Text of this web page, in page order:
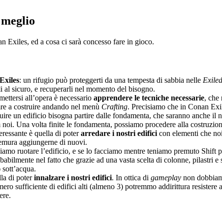
Exiles, ed a cosa ci sarà concesso fare in gioco.
: un rifugio può proteggerti da una tempesta di sabbia nelle
al sicuro, e recuperarli nel momento del bisogno.
all’opera è necessario apprendere le tecniche necessarie, che
a costruire andando nel menù Crafting. Precisiamo che in Conan
un edificio bisogna partire dalle fondamenta, che saranno anche
Una volta finite le fondamenta, possiamo procedere alla
è quella di poterarredare i nostri edifici con elementi che
aggiungerne di nuovi.
ruotare l’edificio, e se lo facciamo mentre teniamo premuto Shift
nel fatto che grazie ad una vasta scelta di colonne, pilastri
di poterinnalzare i nostri edifici. In ottica di gameplay non
sufficiente di edifici alti (almeno 3) potremmo addirittura resistere